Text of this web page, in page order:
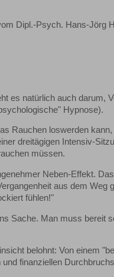
Dipl.-Psych. Hans-Jörg
es natürlich auch darum,
Hypnose).
Rauchen loswerden
dreitägigen Intensiv-
müssen.
Neben-Effekt.
aus dem
fühlen!"
Sache. Man muss bereit
belohnt: Von einem
finanziellen